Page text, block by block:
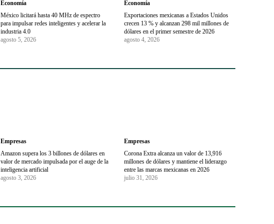
Economía
México licitará hasta 40 MHz de espectro
para impulsar redes inteligentes y acelerar la
industria 4.0
agosto 5, 2026
Economía
Exportaciones mexicanas a Estados Unidos
crecen 13 % y alcanzan 298 mil millones de
dólares en el primer semestre de 2026
agosto 4, 2026
Empresas
Amazon supera los 3 billones de dólares en
valor de mercado impulsada por el auge de la
inteligencia artificial
agosto 3, 2026
Empresas
Corona Extra alcanza un valor de 13,916
millones de dólares y mantiene el liderazgo
entre las marcas mexicanas en 2026
julio 31, 2026